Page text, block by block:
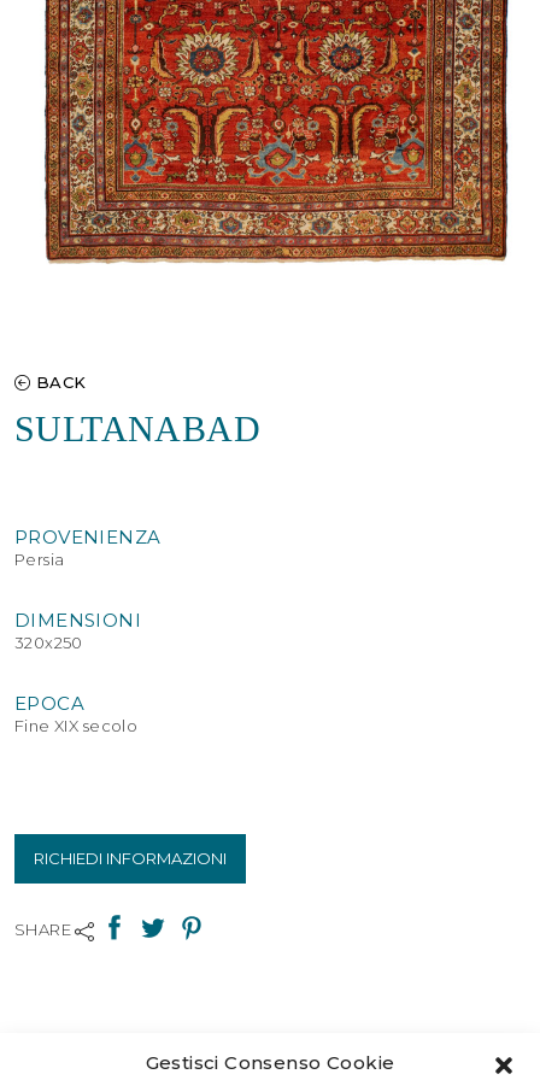
Gestisci Consenso Cookie
BACK
SULTANABAD
PROVENIENZA
Persia
DIMENSIONI
320x250
EPOCA
Fine XIX secolo
RICHIEDI INFORMAZIONI
SHARE